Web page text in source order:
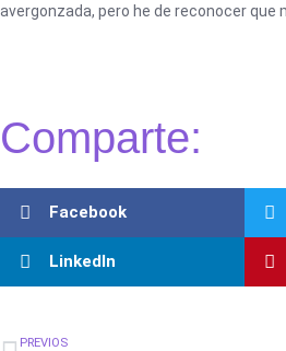
avergonzada, pero he de reconocer que
Comparte:
Facebook
LinkedIn
Ant
PREVIOS